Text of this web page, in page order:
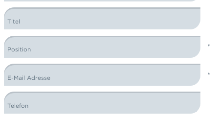
Titel
Position
E-Mail Adresse
Telefon